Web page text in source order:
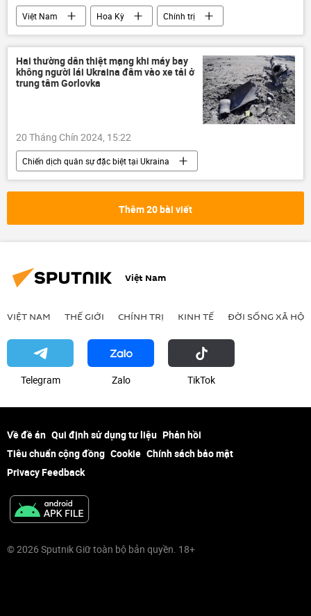
Việt Nam Hoa Kỳ
Chính trị
Thế giới
Hai thường dân thiệt mạng khi máy bay
không người lái Ukraina đâm vào xe tải ở
trung tâm Gorlovka
20 Tháng Chín 2024, 15:22
Chiến dịch quân sự đặc biệt tại Ukraina
Cuộc khủng hoảng ở Ukraina
Ukraina
xung đột quân sự
máy bay không người lái
DNR
Donbass
LNR Vladimir Zelensky
Thêm 20 bài viết
Việt Nam
VIỆT NAM THẾ GIỚI CHÍNH TRỊ KINH TẾ ĐỜI SỐNG XÃ HỘI
Telegram Zalo ТikТоk
Về đề án Qui định sử dụng tư liệu Phản hồi
Tiêu chuẩn cộng đồng Cookie Chính sách bảo mật
Privacy Feedback
© 2026 Sputnik Giữ toàn bộ bản quyền. 18+